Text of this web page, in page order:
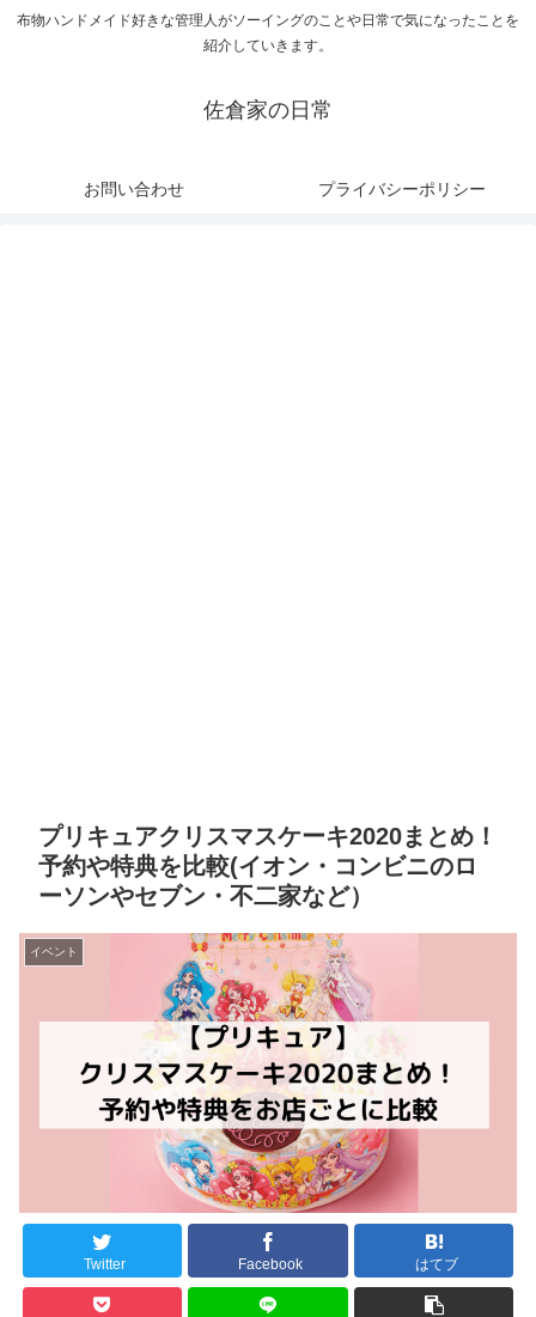
布物ハンドメイド好きな管理人がソーイングのことや日常で気になったことを
紹介していきます。
佐倉家の日常
お問い合わせ プライバシーポリシー
プリキュアクリスマスケーキ2020まとめ！
予約や特典を比較(イオン・コンビニのロ
ーソンやセブン・不二家など）
イベント
Twitter Facebook はてブ